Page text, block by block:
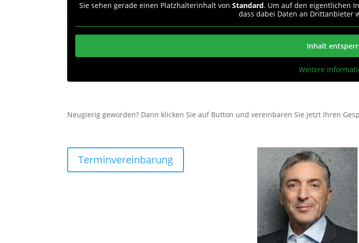
Sie sehen gerade einen Platzhalterinhalt von Standard. Um auf den eigentlichen
dass dabei Daten an Drittanbieter
Inhalt
Weitere
Neugierig geworden? Dann klicken Sie auf Button und vereinbaren Sie jetzt Ihren
Terminvereinbarung